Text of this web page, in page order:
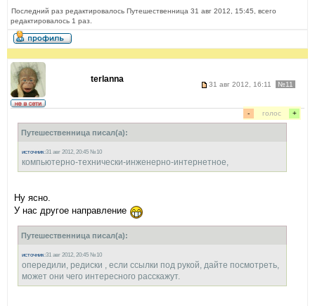
Последний раз редактировалось Путешественница 31 авг 2012, 15:45, всего
редактировалось 1 раз.
terlanna
31 авг 2012, 16:11 №11
- голос +
Путешественница писал(а):
источник:31 авг 2012, 20:45 №10
компьютерно-технически-инженерно-интернетное,
Ну ясно.
У нас другое направление
Путешественница писал(а):
источник:31 авг 2012, 20:45 №10
опередили, редиски , если ссылки под рукой, дайте посмотреть,
может они чего интересного расскажут.